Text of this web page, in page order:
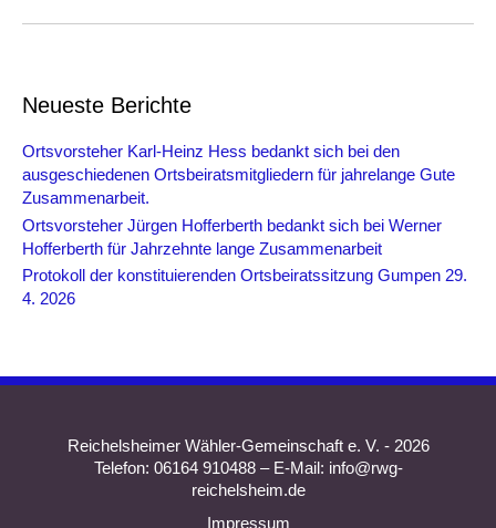
Neueste Berichte
Ortsvorsteher Karl-Heinz Hess bedankt sich bei den
ausgeschiedenen Ortsbeiratsmitgliedern für jahrelange Gute
Zusammenarbeit.
Ortsvorsteher Jürgen Hofferberth bedankt sich bei Werner
Hofferberth für Jahrzehnte lange Zusammenarbeit
Protokoll der konstituierenden Ortsbeiratssitzung Gumpen 29.
4. 2026
Reichelsheimer Wähler-Gemeinschaft e. V. - 2026
Telefon: 06164 910488 – E-Mail: info@rwg-
reichelsheim.de
Impressum